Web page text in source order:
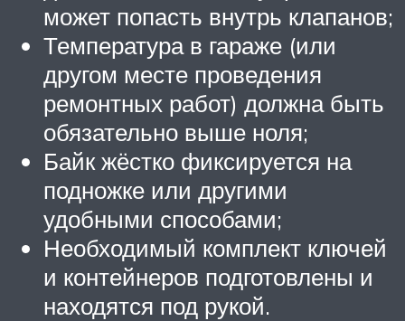
может попасть внутрь клапанов;
Температура в гараже (или
другом месте проведения
ремонтных работ) должна быть
обязательно выше ноля;
Байк жёстко фиксируется на
подножке или другими
удобными способами;
Необходимый комплект ключей
и контейнеров подготовлены и
находятся под рукой.